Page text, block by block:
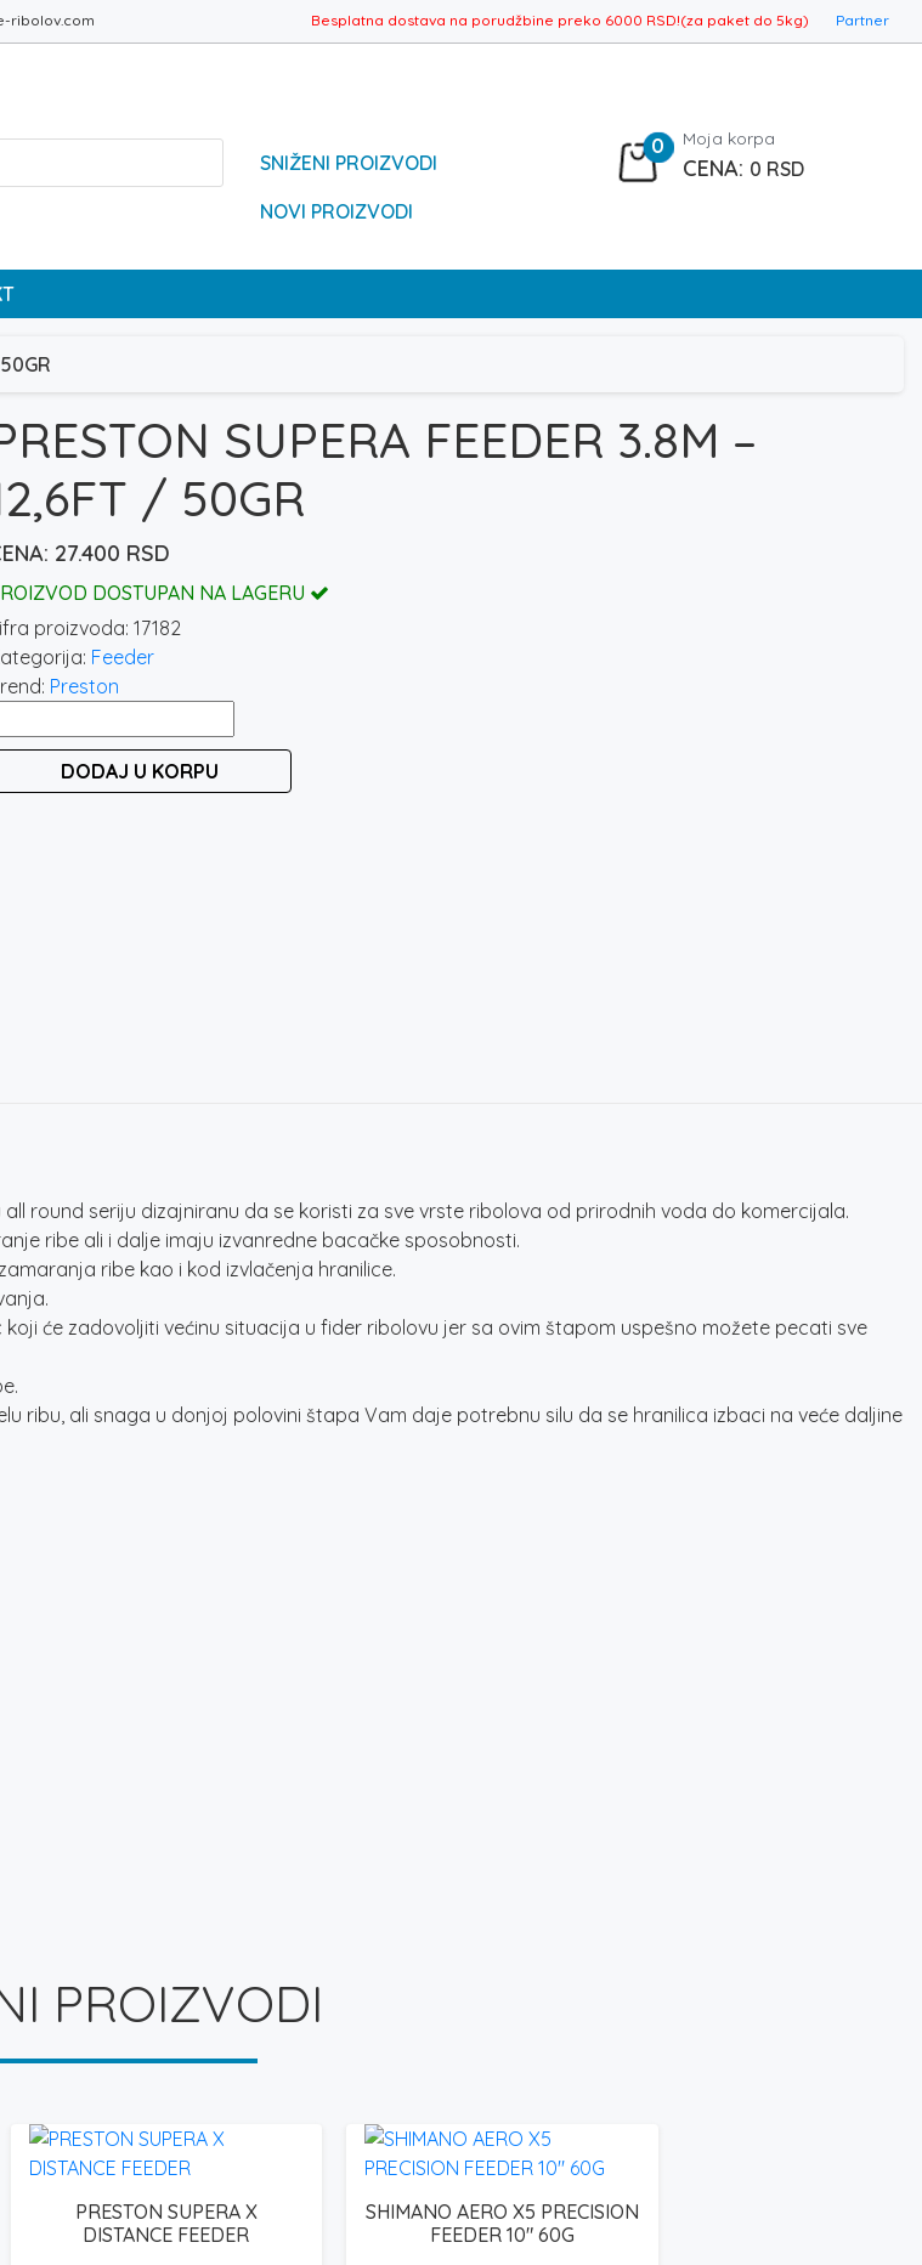
ribolov.com Besplatna dostava na porudžbine preko 6000 RSD!(za paket do 5kg) Partner
SNIŽENI PROIZVODI
NOVI PROIZVODI
0 Moja korpa
0 RSD
SUPERA FEEDER 3.8M –
/ 50GR
27.400 RSD
DOSTUPAN NA LAGERU
proizvoda: 17182
Feeder
Preston
DODAJ U KORPU
round seriju dizajniranu da se koristi za sve vrste ribolova od prirodnih voda do komercijala.
ribe ali i dalje imaju izvanredne bacačke sposobnosti.
ribe kao i kod izvlačenja hranilice.
će zadovoljiti većinu situacija u fider ribolovu jer sa ovim štapom uspešno možete pecati sve
ribu, ali snaga u donjoj polovini štapa Vam daje potrebnu silu da se hranilica izbaci na veće daljine
PROIZVODI
PRESTON SUPERA X
DISTANCE FEEDER
SHIMANO AERO X5 PRECISION
FEEDER 10″ 60G